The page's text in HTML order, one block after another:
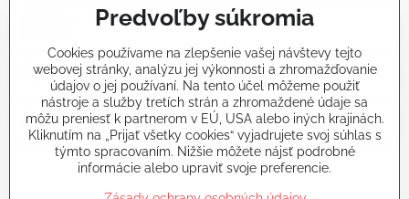
Realizácie záhradných jazierok, bazénov, fontán,
Články a blogy
Rady a návody
koikapre/?ref=hl
Predvoľby súkromia
Cookies používame na zlepšenie vašej návštevy tejto
webovej stránky, analýzu jej výkonnosti a zhromažďovanie
údajov o jej používaní. Na tento účel môžeme použiť
nástroje a služby tretích strán a zhromaždené údaje sa
môžu preniesť k partnerom v EÚ, USA alebo iných krajinách.
Kliknutím na „Prijať všetky cookies“ vyjadrujete svoj súhlas s
týmto spracovaním. Nižšie môžete nájsť podrobné
informácie alebo upraviť svoje preferencie.